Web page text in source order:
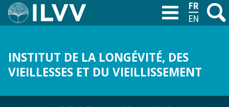
Aller
au
M
INSTITUT DE LA LONGÉVITÉ, DES
VIEILLESSES ET DU VIEILLISSEMENT
T
FRANÇAIS
ENGLISH